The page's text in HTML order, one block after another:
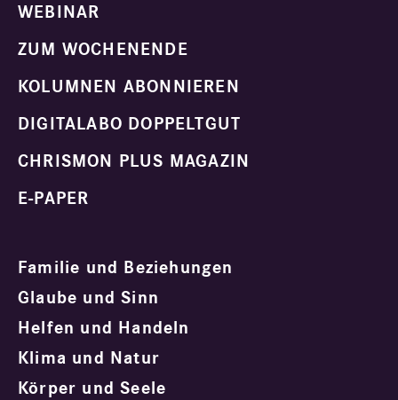
WEBINAR
ZUM WOCHENENDE
KOLUMNEN ABONNIEREN
DIGITALABO DOPPELTGUT
CHRISMON PLUS MAGAZIN
E-PAPER
Familie und Beziehungen
Glaube und Sinn
Helfen und Handeln
Klima und Natur
Körper und Seele